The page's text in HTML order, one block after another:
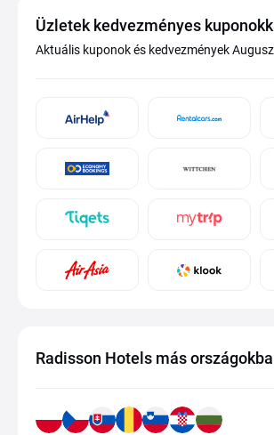
Üzletek kedvezményes
Aktuális kuponok és kedvezmények
Radisson Hotels más